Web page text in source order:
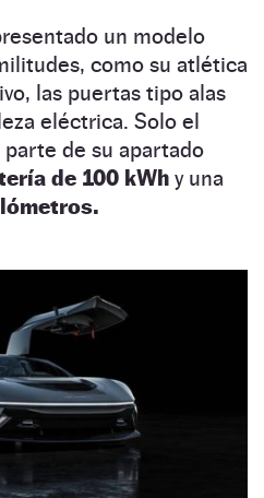
un modelo
como su atlética
las puertas tipo alas
eléctrica. Solo el
de su apartado
de 100 kWh y una